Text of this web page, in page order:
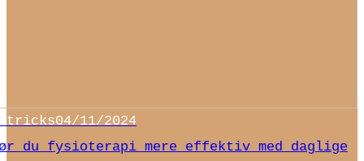
tricks04/11/2024
du fysioterapi mere effektiv med daglige